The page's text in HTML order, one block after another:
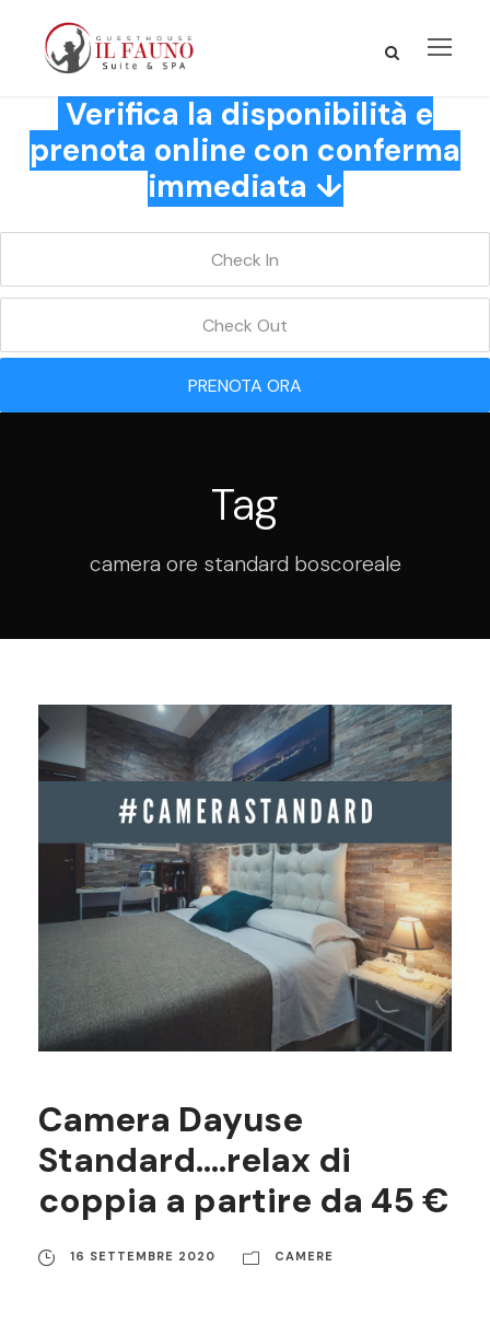
Verifica la disponibilità e
prenota online con conferma
immediata ↓
PRENOTA ORA
Tag
camera ore standard boscoreale
Camera Dayuse
Standard….relax di
coppia a partire da 45 €
16 SETTEMBRE 2020 CAMERE